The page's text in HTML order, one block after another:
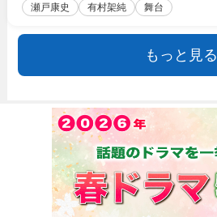
瀬戸康史 有村架純 舞台
もっと見る